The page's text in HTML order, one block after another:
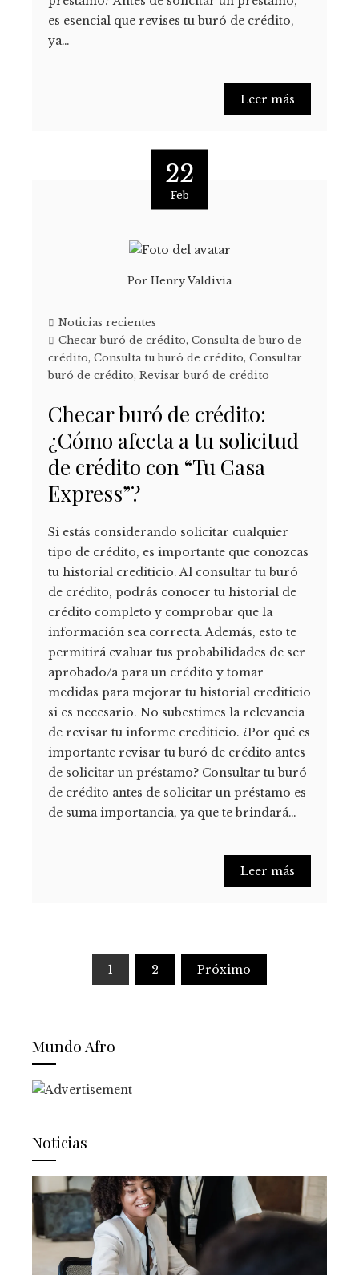
es esencial que revises tu buró de crédito,
ya…
Leer más
22
Feb
Por Henry Valdivia
Noticias recientes
Checar buró de crédito, Consulta de buro de
crédito, Consulta tu buró de crédito, Consultar
buró de crédito, Revisar buró de crédito
Checar buró de crédito:
¿Cómo afecta a tu solicitud
de crédito con “Tu Casa
Express”?
Si estás considerando solicitar cualquier
tipo de crédito, es importante que conozcas
tu historial crediticio. Al consultar tu buró
de crédito, podrás conocer tu historial de
crédito completo y comprobar que la
información sea correcta. Además, esto te
permitirá evaluar tus probabilidades de ser
aprobado/a para un crédito y tomar
medidas para mejorar tu historial crediticio
si es necesario. No subestimes la relevancia
de revisar tu informe crediticio. ¿Por qué es
importante revisar tu buró de crédito antes
de solicitar un préstamo? Consultar tu buró
de crédito antes de solicitar un préstamo es
de suma importancia, ya que te brindará…
Leer más
Paginación
entradas
1 2 Próximo
Mundo Afro
Noticias